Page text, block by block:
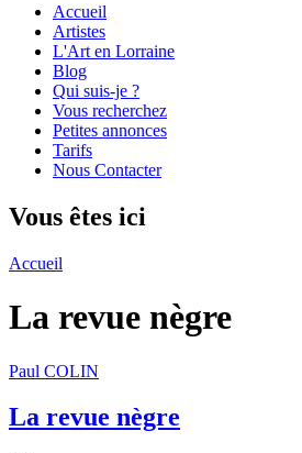
Accueil
Artistes
L'Art en Lorraine
Blog
Qui suis-je ?
Vous recherchez
Petites annonces
Tarifs
Nous Contacter
Vous êtes ici
Accueil
La revue nègre
Paul COLIN
La revue nègre